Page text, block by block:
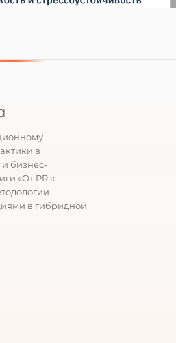
в
бизнес-
«От PR к
в гибридной